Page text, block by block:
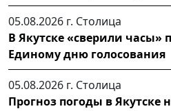
05.08.2026 г. Столица
В Якутске «сверили часы»
Единому дню голосования
05.08.2026 г. Столица
Прогноз погоды в Якутске